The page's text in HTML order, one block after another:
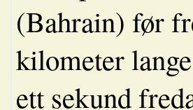
(Bahrain) før
kilometer
ett sekund